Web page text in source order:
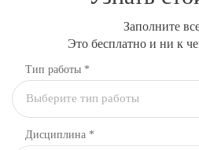
Заполните
Это бесплатно и ни к
Тип работы *
Выберите тип работы
Дисциплина *